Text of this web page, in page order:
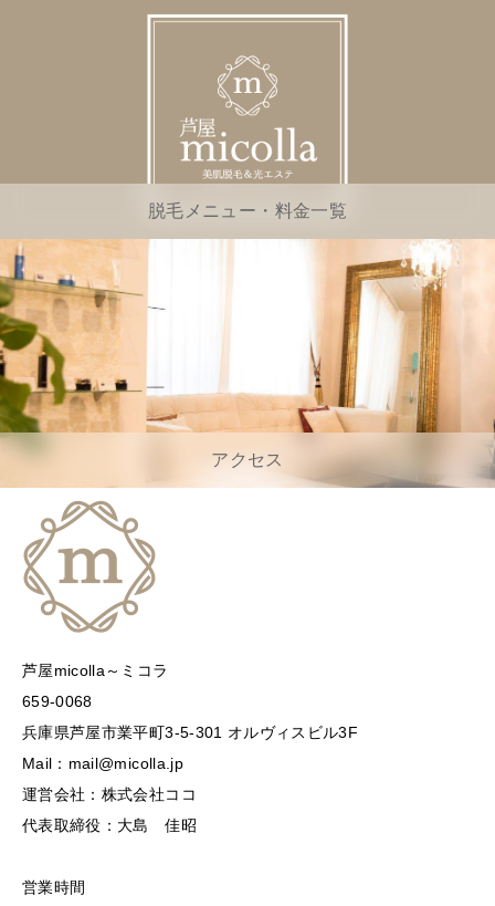
脱毛メニュー・料金一覧
アクセス
芦屋micolla～ミコラ
659-0068
兵庫県芦屋市業平町3-5-301 オルヴィスビル3F
Mail：mail@micolla.jp
運営会社：株式会社ココ
代表取締役：大島 佳昭
営業時間